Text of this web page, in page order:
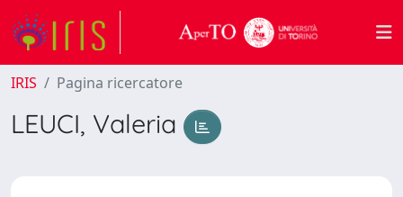
IRIS Pagina ricercatore
LEUCI, Valeria